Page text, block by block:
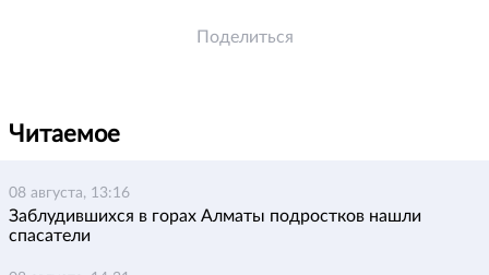
Поделиться
Читаемое
08 августа, 13:16
Заблудившихся в горах Алматы подростков нашли
спасатели